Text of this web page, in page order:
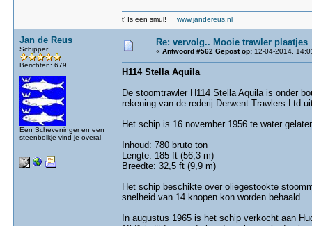
t' Is een smul! www.jandereus.nl
Jan de Reus
Schipper
Berichten: 679
Een Scheveninger en een
steenbolkje vind je overal
Re: vervolg.. Mooie trawler plaatjes
« Antwoord #562 Gepost op: 12-04-2014,
H114 Stella Aquila
De stoomtrawler H114 Stella Aquila is onder
rekening van de rederij Derwent Trawlers Ltd
Het schip is 16 november 1956 te water
Inhoud: 780 bruto ton
Lengte: 185 ft (56,3 m)
Breedte: 32,5 ft (9,9 m)
Het schip beschikte over oliegestookte
snelheid van 14 knopen kon worden behaald.
In augustus 1965 is het schip verkocht aan